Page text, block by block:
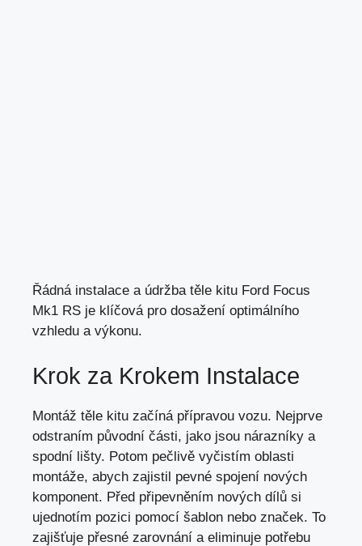
Řádná instalace a údržba těle kitu Ford Focus
Mk1 RS je klíčová pro dosažení optimálního
vzhledu a výkonu.
Krok za Krokem Instalace
Montáž těle kitu začíná přípravou vozu. Nejprve
odstraním původní části, jako jsou nárazníky a
spodní lišty. Potom pečlivě vyčistím oblasti
montáže, abych zajistil pevné spojení nových
komponent. Před připevněním nových dílů si
ujednotím pozici pomocí šablon nebo značek. To
zajišťuje přesné zarovnání a eliminuje potřebu